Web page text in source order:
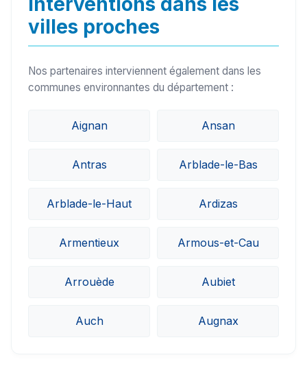
villes proches
Nos partenaires interviennent également dans les
communes environnantes du département :
Aignan Ansan
Antras Arblade-le-Bas
Arblade-le-Haut Ardizas
Armentieux Armous-et-Cau
Arrouède Aubiet
Auch Augnax